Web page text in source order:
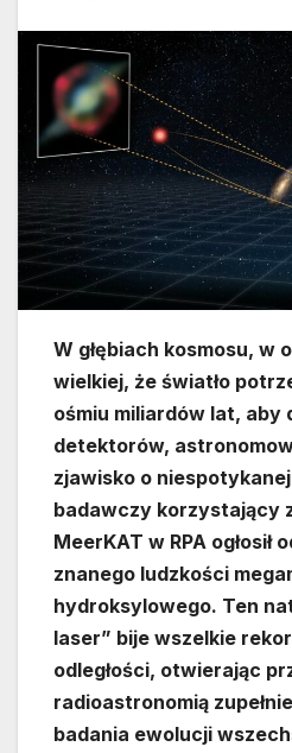
W głębiach kosmosu, w
wielkiej, że światło
ośmiu miliardów lat, aby
detektorów,
zjawisko o
badawczy korzystający
MeerKAT w RPA
znanego ludzkości
hydroksylowego. Ten
laser” bije wszelkie
odległości, otwierając
radioastronomią
badania ewolucji